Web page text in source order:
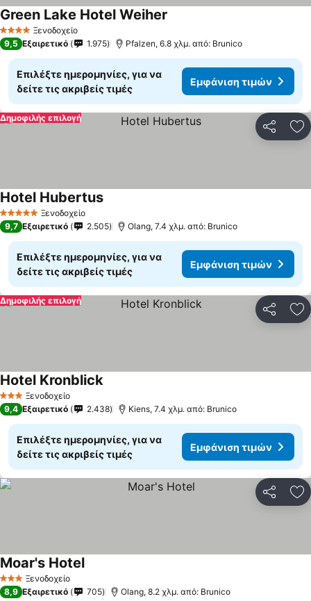
4 ΑστέριαΞενοδοχείο
Green Lake Hotel Weiher
9,5 Εξαιρετικό 1.975 Pfalzen, 6.8 χλμ. από: Brunico
Επιλέξτε ημερομηνίες, για να
δείτε τις ακριβείς τιμές
Εμφάνιση τιμών
Δημοφιλής επιλογή
5 Αστέρια Ξενοδοχείο
Hotel HubertusΕμφάνιση τιμών
9,7 Εξαιρετικό 2.505 Olang, 7.4 χλμ. από: Brunico
Επιλέξτε ημερομηνίες, για να
δείτε τις ακριβείς τιμές
Εμφάνιση τιμών
Δημοφιλής επιλογή
3 ΑστέριαΞενοδοχείο
Hotel KronblickΕμφάνιση τιμών
9,4 Εξαιρετικό 2.438 Kiens, 7.4 χλμ. από: Brunico
Επιλέξτε ημερομηνίες, για να
δείτε τις ακριβείς τιμές
Εμφάνιση τιμών
3 ΑστέριαΞενοδοχείο
Moar's HotelΕμφάνιση τιμών
8,9 Εξαιρετικό 705 Olang, 8.2 χλμ. από: Brunico